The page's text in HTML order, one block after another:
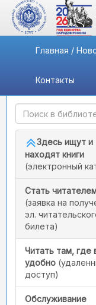
Главная /
Контакты
Быстрый доступ
Здесь ищут и
находят книги
(электронный
Стать
(заявка на
эл.
билета)
Читать там, где
удобно
доступ)
Обслуживание